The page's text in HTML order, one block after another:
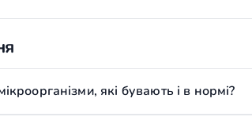
які бувають і в нормі?